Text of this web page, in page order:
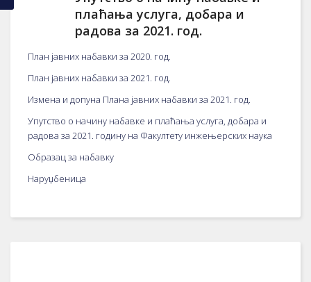
плаћања услуга, добара и
радова за 2021. год.
План јавних набавки за 2020. год.
План јавних набавки за 2021. год.
Измена и допуна Плана јавних набавки за 2021. год.
Упутство о начину набавке и плаћања услуга, добара и
радова за 2021. годину на Факултету инжењерских наука
Образац за набавку
Наруџбеница